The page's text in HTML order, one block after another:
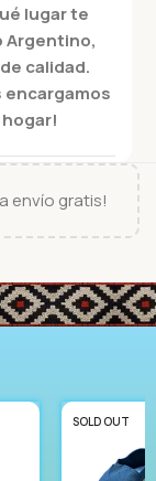
lugar te
Argentino,
calidad.
encargamos
envío gratis!
SOLD OUT